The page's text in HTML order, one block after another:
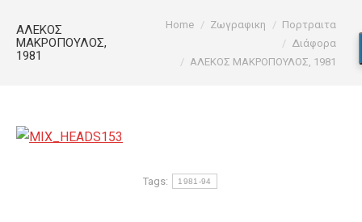
ΑΛΕΚΟΣ
ΜΑΚΡΟΠΟΥΛΟΣ,
1981
You are here:
Home Ζωγραφικη
Πορτραιτα
Διάφορα
ΑΛΕΚΟΣ ΜΑΚΡΟΠΟΥΛΟΣ, 1981
Tags: 1981-94